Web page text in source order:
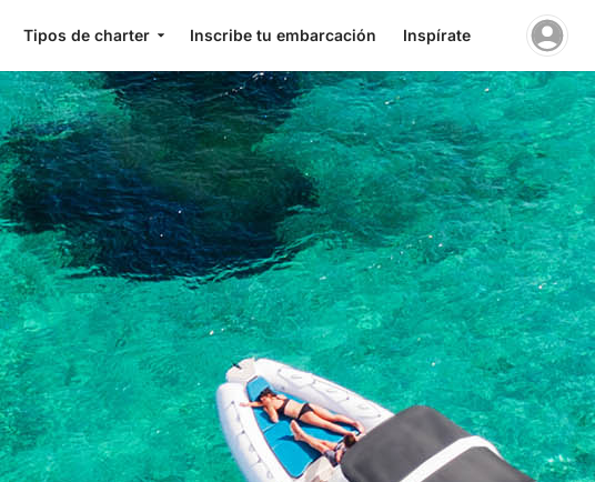
Tipos de charter Inscribe tu embarcación Inspírate